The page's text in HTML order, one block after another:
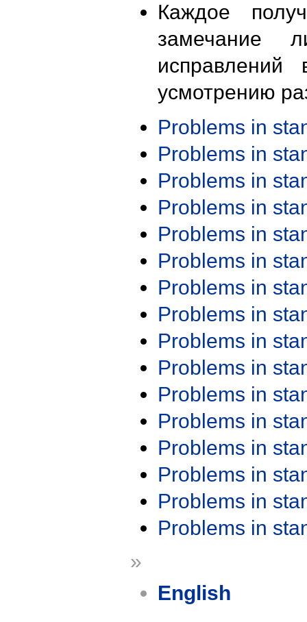
Каждое
замечание
исправлений
усмотрению
Problems in
Problems in
Problems in
Problems in
Problems in
Problems in
Problems in
Problems in
Problems in
Problems in
Problems in
Problems in
Problems in
Problems in
Problems in
Problems in
»
English